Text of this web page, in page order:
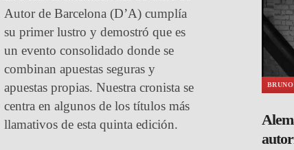
Autor de Barcelona (D’A) cumplía
su primer lustro y demostró que es
un evento consolidado donde se
combinan apuestas seguras y
apuestas propias. Nuestra cronista se
centra en algunos de los títulos más
llamativos de esta quinta edición.